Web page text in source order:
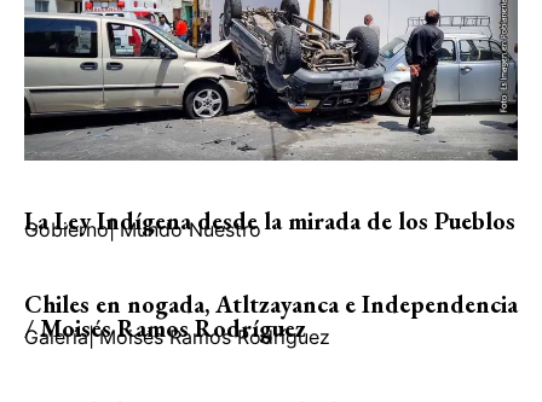
La Ley Indígena desde la mirada de los Pueblos
Gobierno| Mundo Nuestro
Chiles en nogada, Atltzayanca e Independencia
/ Moisés Ramos Rodríguez
Galería| Moisés Ramos Rodríguez